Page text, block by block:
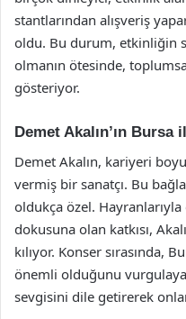
stantlarından alışveriş
oldu. Bu durum, etkinliğin
olmanın ötesinde,
gösteriyor.
Demet Akalın’ın Bursa
Demet Akalın, kariyeri
vermiş bir sanatçı. Bu
oldukça özel.
dokusuna olan katkısı,
kılıyor. Konser sırasında,
önemli olduğunu
sevgisini dile getirerek